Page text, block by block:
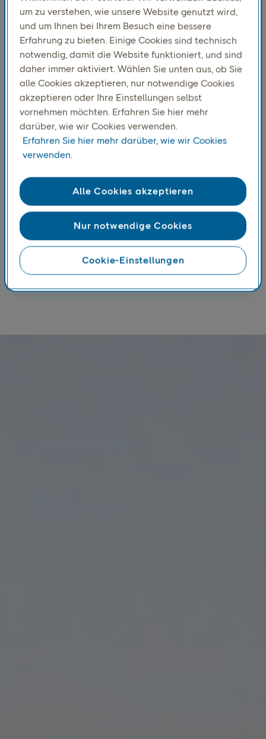
Kundenerlebnisse in jeder Phase der Lieferkette zu
bieten.
Paketlieferungen
Unsere Paketzustelldienste bieten flexible
Möglichkeiten, Pakete an jede Adresse zu senden.
Wir bieten praktische Optionen für Unternehmen
und Privatpersonen.
Paketlieferungen
um zu verstehen, wie unsere Website genutzt wird,
und um Ihnen bei Ihrem Besuch eine bessere
Erfahrung zu bieten. Einige Cookies sind technisch
notwendig, damit die Website funktioniert, und sind
daher immer aktiviert. Wählen Sie unten aus, ob Sie
alle Cookies akzeptieren, nur notwendige Cookies
akzeptieren oder Ihre Einstellungen selbst
vornehmen möchten. Erfahren Sie hier mehr
darüber, wie wir Cookies verwenden.
Erfahren Sie hier mehr darüber, wie wir Cookies
verwenden.
Cookie-Einstellungen
Nur notwendige Cookies
Alle Cookies akzeptieren